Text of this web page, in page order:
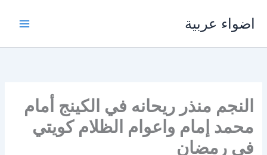
اضواء عربية
النجم منذر ريحانه في الكينج أمام
محمد إمام واعوام الظلام كويتي
في رمضان